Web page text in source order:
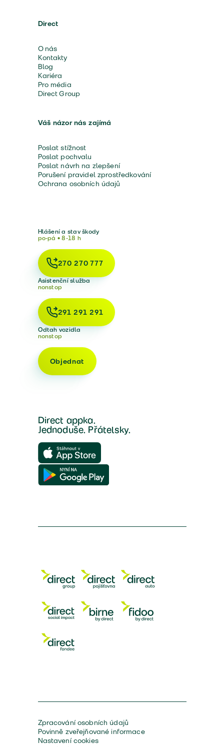
Direct
O nás
Kontakty
Blog
Kariéra
Pro média
Direct Group
Váš názor nás zajímá
Poslat stížnost
Poslat pochvalu
Poslat návrh na zlepšení
Porušení pravidel zprostředkování
Ochrana osobních údajů
Hlášení a stav škody
po-pá • 8-18 h
270 270 777
Asistenční služba
nonstop
291 291 291
Odtah vozidla
nonstop
Objednat
Direct appka.
Jednoduše. Přátelsky.
Zpracování osobních údajů
Povinně zveřejňované informace
Nastavení cookies